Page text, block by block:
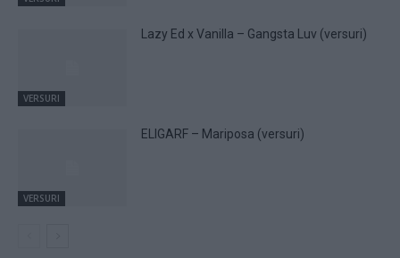
VERSURI
Lazy Ed x Vanilla – Gangsta Luv (versuri)
VERSURI
ELIGARF – Mariposa (versuri)